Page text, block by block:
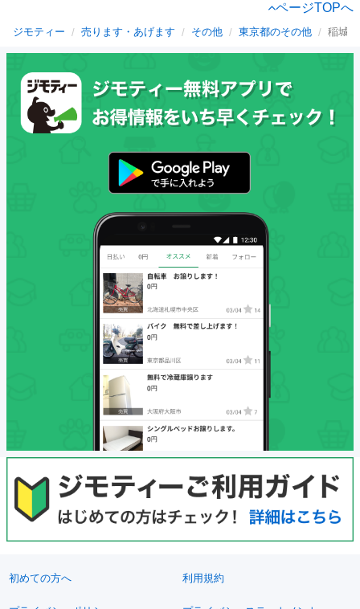
ページTOPへ
ジモティー 売ります・あげます その他 東京都のその他 稲城
初めての方へ 利用規約